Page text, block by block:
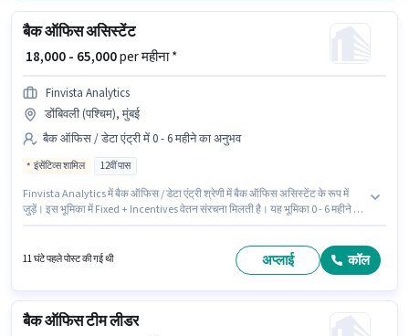
बैक ऑफिस असिस्टेंट
₹ 18,000 - 65,000per महीना *
Finvista Analytics
डोंबिवली (पश्चिम), मुंबई
बैक ऑफिस / डेटा एंट्री में 0 - 6 महीने का अनुभव
इंसेंटिव्स शामिल 12वीं पास
Finvista Analytics में बैक ऑफिस / डेटा एंट्री श्रेणी में बैक ऑफिस असिस्टेंट के रूप में
जुड़ें। इस भूमिका में Fixed + Incentives वेतन संरचना मिलती है। यह भूमिका 0 - 6 महीने वर्ष
पास डिग्री/सर्टिफिकेट होना अनिवार्य है। यह नौकरी डोंबिवली (पश्चिम), मुंबई में स्थित है।
11 घंटे पहले पोस्ट की गई थी अप्लाई कॉल
बैक ऑफिस टीम लीडर